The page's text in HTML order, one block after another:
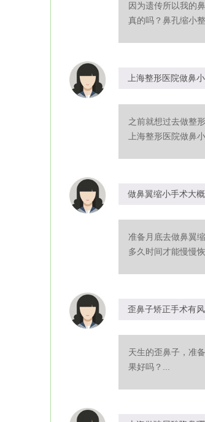
因为遗传所以我的
真的吗？鼻孔缩小
上海整形医院做鼻
之前就想过去做整
上海整形医院做鼻
做鼻翼缩小手术大
准备月底去做鼻翼
多久时间才能慢慢
歪鼻子矫正手术有
天生的歪鼻子，准
果好吗？...